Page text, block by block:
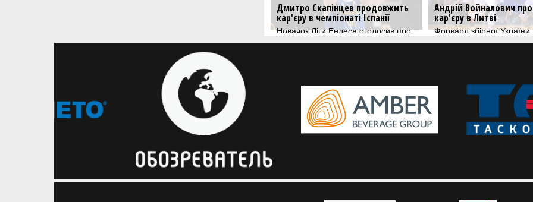
Лідер юніорської збірної змінить
Дмитро Скапінцев продовжить
кар'єру в чемпіонаті Іспанії
Новачок Ліги Ендеса оголосив про
Андрій Войналович
кар'єру в Литві
Форвард збірної України